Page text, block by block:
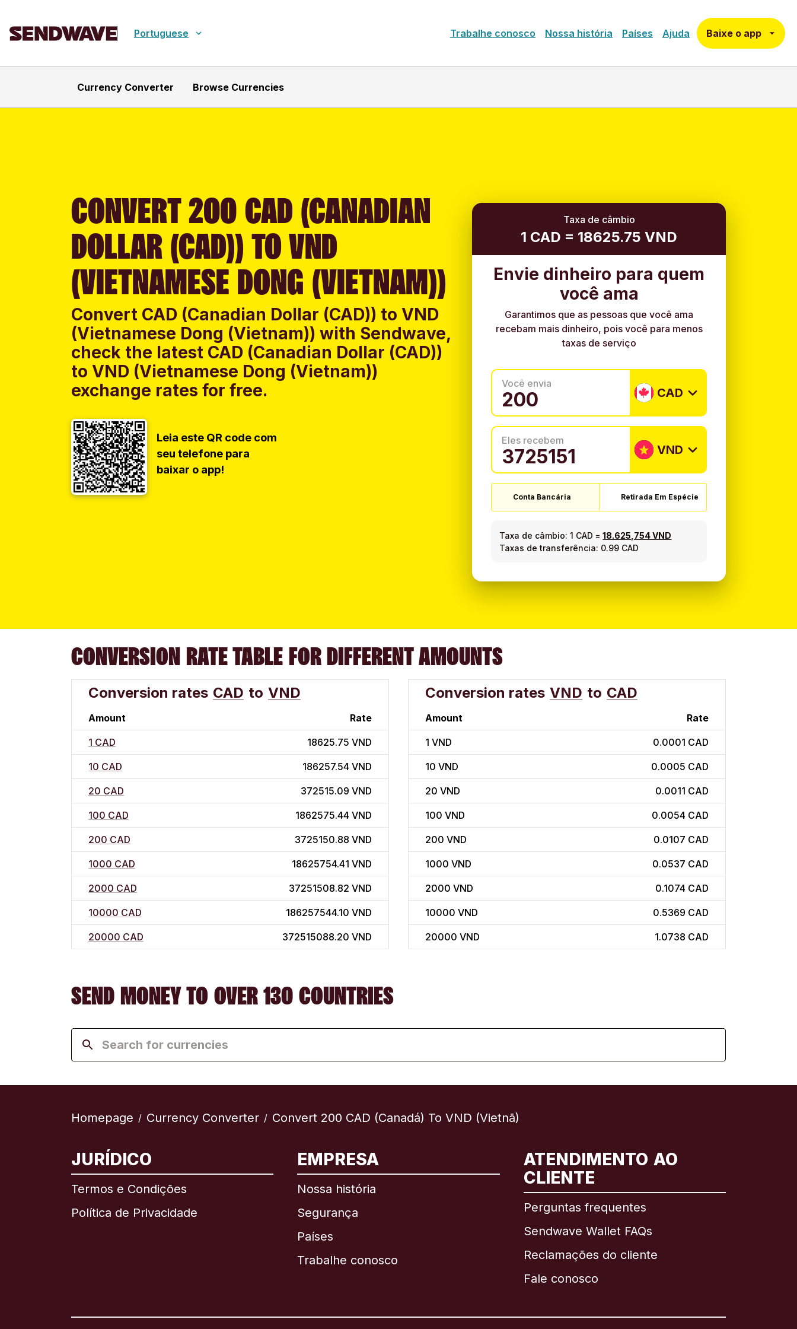
Portuguese Trabalhe conosco Nossa história Países Ajuda Baixe o app
Currency Converter Browse Currencies
CONVERT 200 CAD (CANADIAN
DOLLAR (CAD)) TO VND
(VIETNAMESE DONG (VIETNAM))
Convert CAD (Canadian Dollar (CAD)) to VND
(Vietnamese Dong (Vietnam)) with Sendwave,
check the latest CAD (Canadian Dollar (CAD))
to VND (Vietnamese Dong (Vietnam))
exchange rates for free.
Leia este QR code com
seu telefone para
baixar o app!
Taxa de câmbio
1 CAD = 18625.75 VND
Envie dinheiro para quem
você ama
Garantimos que as pessoas que você ama
recebam mais dinheiro, pois você para menos
taxas de serviço
Você envia
CAD
Eles recebem
VND
Conta Bancária Retirada Em Espécie
Taxa de câmbio: 1 CAD =18.625,754 VND
Taxas de transferência: 0.99 CAD
CONVERSION RATE TABLE FOR DIFFERENT AMOUNTS
Conversion rates CAD to VND
Amount Rate
1 CAD 18625.75 VND
10 CAD 186257.54 VND
20 CAD 372515.09 VND
100 CAD 1862575.44 VND
200 CAD 3725150.88 VND
1000 CAD 18625754.41 VND
2000 CAD 37251508.82 VND
10000 CAD 186257544.10 VND
20000 CAD 372515088.20 VND
Conversion rates VND to CAD
Amount Rate
1 VND 0.0001 CAD
10 VND 0.0005 CAD
20 VND 0.0011 CAD
100 VND 0.0054 CAD
200 VND 0.0107 CAD
1000 VND 0.0537 CAD
2000 VND 0.1074 CAD
10000 VND 0.5369 CAD
20000 VND 1.0738 CAD
SEND MONEY TO OVER 130 COUNTRIES
Homepage / Currency Converter / Convert 200 CAD (Canadá) To VND (Vietnã)
JURÍDICO
Termos e Condições
Política de Privacidade
EMPRESA
Nossa história
Segurança
Países
Trabalhe conosco
ATENDIMENTO AO
CLIENTE
Perguntas frequentes
Sendwave Wallet FAQs
Reclamações do cliente
Fale conosco
Internacional English